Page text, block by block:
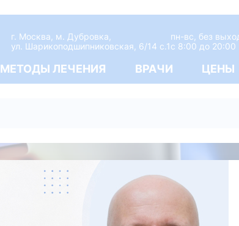
г. Москва, м. Дубровка,
ул. Шарикоподшипниковская, 6/14 с.1
пн-вс, без
c 8:00 до 20:00
МЕТОДЫ ЛЕЧЕНИЯ ВРАЧИ ЦЕНЫ